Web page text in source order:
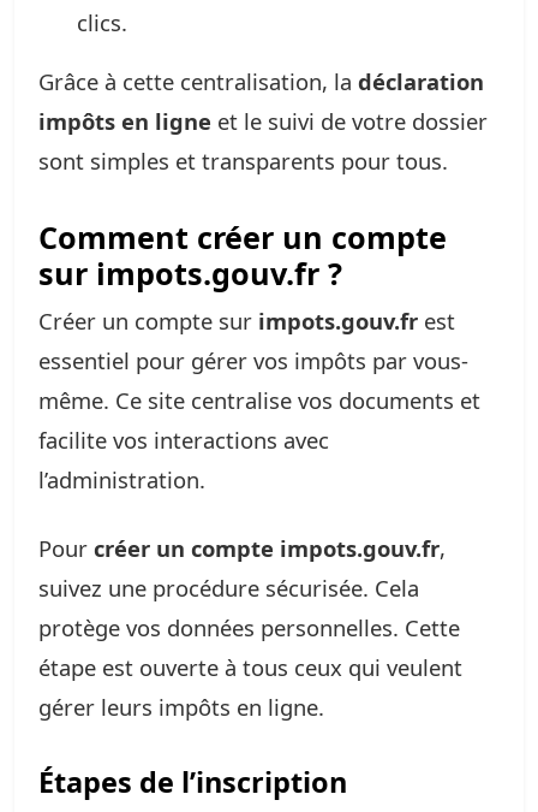
clics.
Grâce à cette centralisation, la déclaration
impôts en ligne et le suivi de votre dossier
sont simples et transparents pour tous.
Comment créer un compte
sur impots.gouv.fr ?
Créer un compte sur impots.gouv.fr est
essentiel pour gérer vos impôts par vous-
même. Ce site centralise vos documents et
facilite vos interactions avec
l’administration.
Pour créer un compte impots.gouv.fr,
suivez une procédure sécurisée. Cela
protège vos données personnelles. Cette
étape est ouverte à tous ceux qui veulent
gérer leurs impôts en ligne.
Étapes de l’inscription